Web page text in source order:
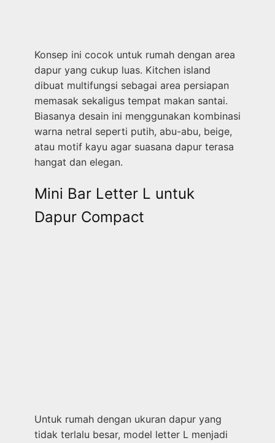
Konsep ini cocok untuk rumah dengan area
dapur yang cukup luas. Kitchen island
dibuat multifungsi sebagai area persiapan
memasak sekaligus tempat makan santai.
Biasanya desain ini menggunakan kombinasi
warna netral seperti putih, abu-abu, beige,
atau motif kayu agar suasana dapur terasa
hangat dan elegan.
Mini Bar Letter L untuk
Dapur Compact
Untuk rumah dengan ukuran dapur yang
tidak terlalu besar, model letter L menjadi